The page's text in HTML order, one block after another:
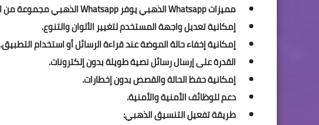
مميزات Whatsapp الذهبي يوفر Whatsapp الذهبي مجموعة من المميزات الرائعة التي لا تتوفر في الإصدار الرسمي، مثل:
إمكانية تعديل واجهة المستخدم لتغيير الألوان والتنوع.
إمكانية إخفاء حالة الموضة عند قراءة الرسائل أو استخدام التطبيق.
القدرة على إرسال رسائل نصية طويلة بدون إلكترونات.
إمكانية حفظ الحالة والقصص بدون إخطارات.
دعم للوظائف الأمنية والأمنية.
طريقة تفعيل التنسيق الذهبي: